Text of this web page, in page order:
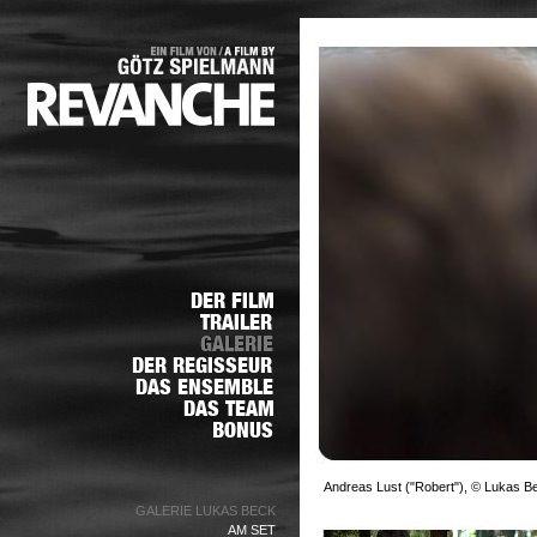
GALERIE LUKAS BECK
AM SET
Andreas Lust ("Robert"), © Lukas